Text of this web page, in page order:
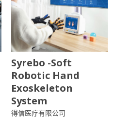
Syrebo -Soft
Robotic Hand
Exoskeleton
System
得信医疗有限公司